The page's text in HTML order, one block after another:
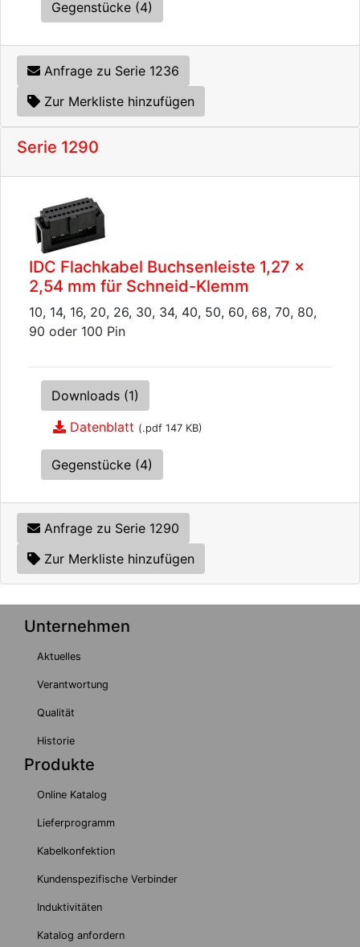
Gegenstücke (4)
Anfrage zu Serie 1236
Zur Merkliste hinzufügen
Serie 1290
IDC Flachkabel Buchsenleiste 1,27 x
2,54 mm für Schneid-Klemm
10, 14, 16, 20, 26, 30, 34, 40, 50, 60, 68, 70, 80,
90 oder 100 Pin
Downloads (1)
Datenblatt (.pdf 147 KB)
Gegenstücke (4)
Anfrage zu Serie 1290
Zur Merkliste hinzufügen
Unternehmen
Aktuelles
Verantwortung
Qualität
Historie
Produkte
Online Katalog
Lieferprogramm
Kabelkonfektion
Kundenspezifische Verbinder
Induktivitäten
Katalog anfordern